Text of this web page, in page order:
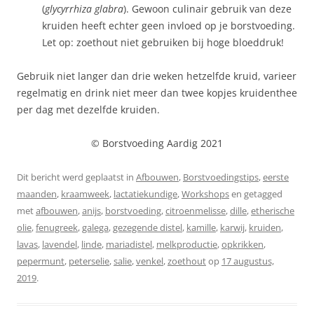
(glycyrrhiza glabra). Gewoon culinair gebruik van deze
kruiden heeft echter geen invloed op je borstvoeding.
Let op: zoethout niet gebruiken bij hoge bloeddruk!
Gebruik niet langer dan drie weken hetzelfde kruid, varieer
regelmatig en drink niet meer dan twee kopjes kruidenthee
per dag met dezelfde kruiden.
© Borstvoeding Aardig 2021
Dit bericht werd geplaatst in Afbouwen, Borstvoedingstips,eerste
maanden, kraamweek, lactatiekundige,Workshopsen getagged
metafbouwen,anijs, borstvoeding,citroenmelisse,dille,etherische
olie,fenugreek,galega,gezegende distel, kamille, karwij, kruiden,
lavas, lavendel, linde, mariadistel, melkproductie,opkrikken,
pepermunt, peterselie,salie,venkel,zoethoutop 17 augustus,
2019.